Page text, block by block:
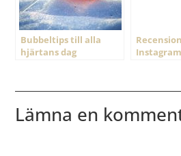
Bubbeltips till alla
hjärtans dag
Instagram
Lämna en